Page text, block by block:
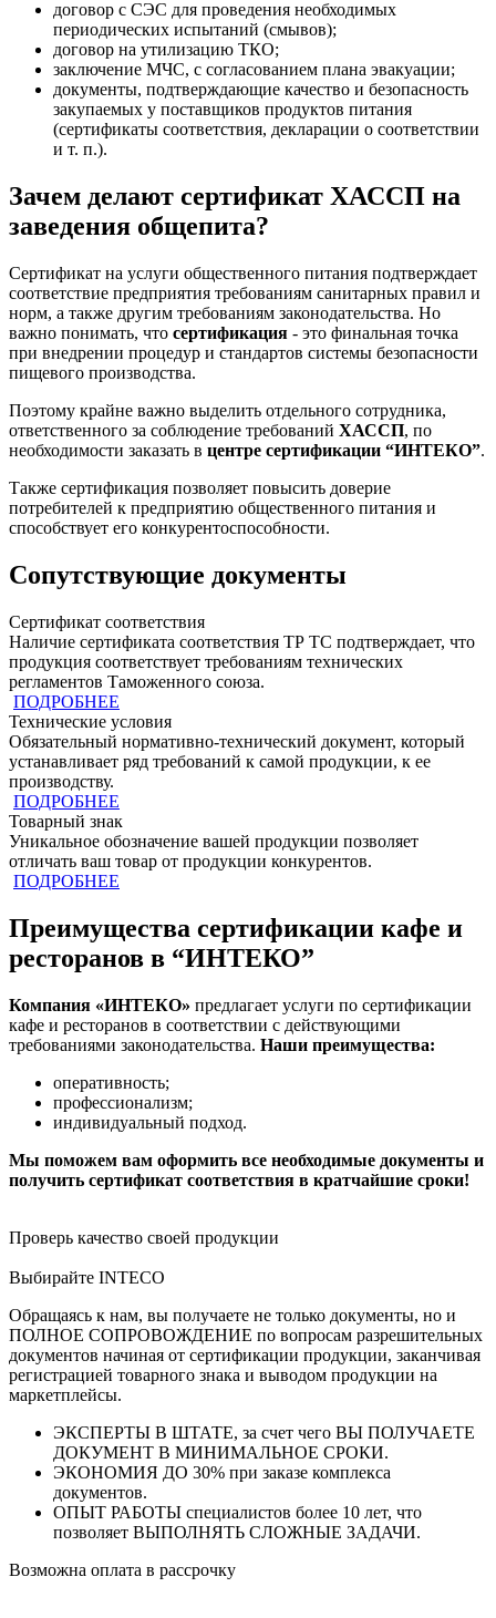
договор с СЭС для проведения необходимых
периодических испытаний (смывов);
договор на утилизацию ТКО;
заключение МЧС, с согласованием плана эвакуации;
документы, подтверждающие качество и безопасность
закупаемых у поставщиков продуктов питания
(сертификаты соответствия, декларации о соответствии
и т. п.).
Зачем делают сертификат ХАССП на
заведения общепита?
Сертификат на услуги общественного питания подтверждает
соответствие предприятия требованиям санитарных правил и
норм, а также другим требованиям законодательства. Но
важно понимать, что сертификация - это финальная точка
при внедрении процедур и стандартов системы безопасности
пищевого производства.
Поэтому крайне важно выделить отдельного сотрудника,
ответственного за соблюдение требований ХАССП, по
необходимости заказать в центре сертификации “ИНТЕКО”.
Также сертификация позволяет повысить доверие
потребителей к предприятию общественного питания и
способствует его конкурентоспособности.
Сопутствующие документы
Сертификат соответствия
Наличие сертификата соответствия ТР ТС подтверждает, что
продукция cоответствует требованиям технических
регламентов Таможенного союза.
ПОДРОБНЕЕ
Технические условия
Обязательный нормативно-технический документ, который
устанавливает ряд требований к самой продукции, к ее
производству.
ПОДРОБНЕЕ
Товарный знак
Уникальное обозначение вашей продукции позволяет
отличать ваш товар от продукции конкурентов.
ПОДРОБНЕЕ
Преимущества сертификации кафе и
ресторанов в “ИНТЕКО”
Компания «ИНТЕКО» предлагает услуги по сертификации
кафе и ресторанов в соответствии с действующими
требованиями законодательства. Наши преимущества:
оперативность;
профессионализм;
индивидуальный подход.
Мы поможем вам оформить все необходимые документы и
получить сертификат соответствия в кратчайшие сроки!
Проверь качество своей продукции
Выбирайте INTECO
Обращаясь к нам, вы получаете не только документы, но и
ПОЛНОЕ СОПРОВОЖДЕНИЕ по вопросам разрешительных
документов начиная от сертификации продукции, заканчивая
регистрацией товарного знака и выводом продукции на
маркетплейсы.
ЭКСПЕРТЫ В ШТАТЕ, за счет чего ВЫ ПОЛУЧАЕТЕ
ДОКУМЕНТ В МИНИМАЛЬНОЕ СРОКИ.
ЭКОНОМИЯ ДО 30% при заказе комплекса
документов.
ОПЫТ РАБОТЫ специалистов более 10 лет, что
позволяет ВЫПОЛНЯТЬ СЛОЖНЫЕ ЗАДАЧИ.
Возможна оплата в рассрочку